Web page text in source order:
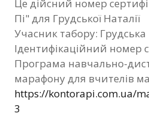
Фотозвіт
Видані
Це дійсний номер
Пі" для Грудської Наталії
Учасник табору: Грудська
Ідентифікаційний номер
Програма навчально-
марафону для вчителів
https://kontorapi.com.ua/
3